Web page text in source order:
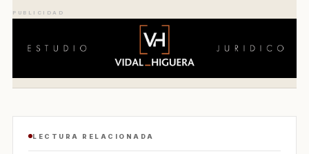
PUBLICIDAD
LECTURA RELACIONADA